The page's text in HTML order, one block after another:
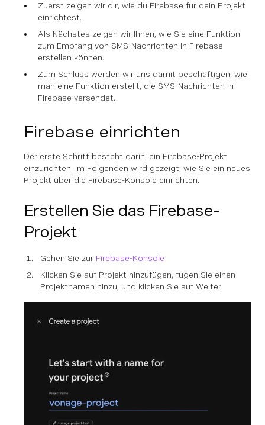
Zuerst zeigen wir dir, wie du Firebase für dein Projekt
einrichtest.
Als Nächstes zeigen wir Ihnen, wie Sie eine Funktion
zum Empfang von SMS-Nachrichten in Firebase
erstellen können.
Zum Schluss werden wir uns damit beschäftigen, wie
man eine Funktion erstellt, die SMS-Nachrichten in
Firebase versendet.
Firebase einrichten
Der erste Schritt besteht darin, ein Firebase-Projekt
einzurichten. Im Folgenden wird gezeigt, wie Sie ein neues
Projekt über die Firebase-Konsole einrichten.
Erstellen Sie das Firebase-
Projekt
Gehen Sie zur Firebase-Konsole
Klicken Sie auf Projekt hinzufügen, fügen Sie einen
Projektnamen hinzu, und klicken Sie auf Weiter.